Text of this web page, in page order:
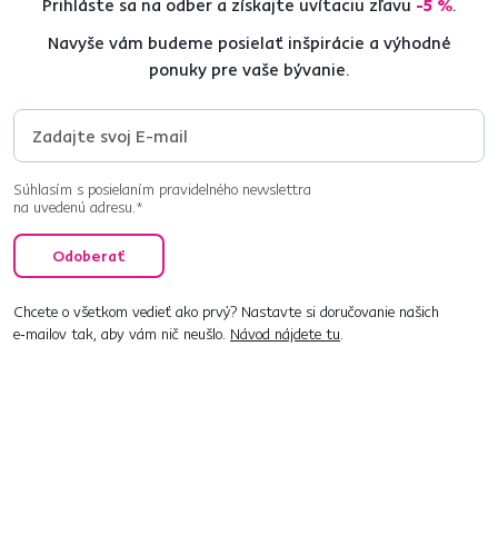
Prihláste sa na odber a získajte uvítaciu zľavu -5 %.
Navyše vám budeme posielať inšpirácie a výhodné
ponuky pre vaše bývanie.
Súhlasím s posielaním pravidelného newslettra
na uvedenú adresu.*
Odoberať
Chcete o všetkom vedieť ako prvý? Nastavte si doručovanie našich
e‑mailov tak, aby vám nič neušlo. Návod nájdete tu.